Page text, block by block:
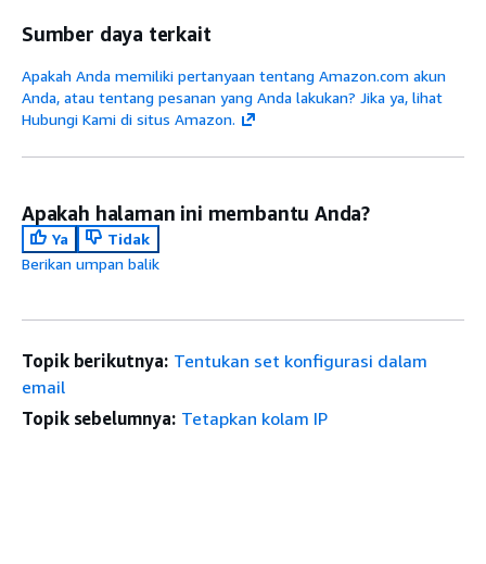
Sumber daya terkait
Apakah Anda memiliki pertanyaan tentang Amazon.com akun
Anda, atau tentang pesanan yang Anda lakukan? Jika ya, lihat
Hubungi Kami di situs Amazon.
Apakah halaman ini membantu Anda?
Ya
Tidak
Berikan umpan balik
Topik berikutnya: Tentukan set konfigurasi dalam
email
Topik sebelumnya: Tetapkan kolam IP